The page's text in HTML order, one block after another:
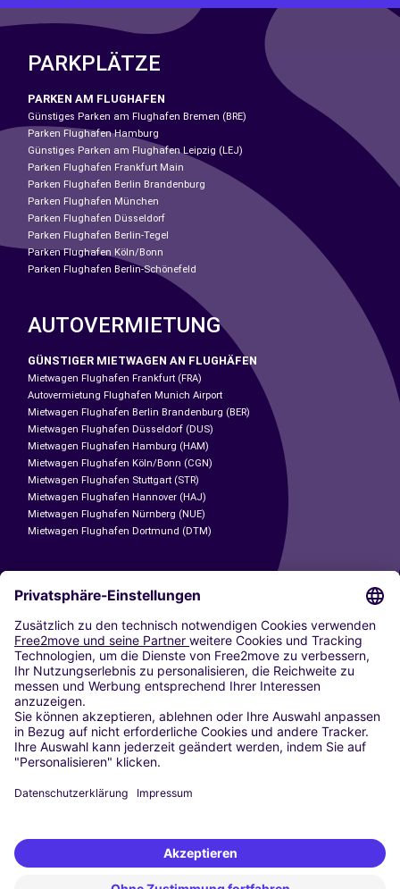
PARKPLÄTZE
PARKEN AM FLUGHAFEN
Günstiges Parken am Flughafen Bremen (BRE)
Parken Flughafen Hamburg
Günstiges Parken am Flughafen Leipzig (LEJ)
Parken Flughafen Frankfurt Main
Parken Flughafen Berlin Brandenburg
Parken Flughafen München
Parken Flughafen Düsseldorf
Parken Flughafen Berlin-Tegel
Parken Flughafen Köln/Bonn
Parken Flughafen Berlin-Schönefeld
AUTOVERMIETUNG
GÜNSTIGER MIETWAGEN AN FLUGHÄFEN
Mietwagen Flughafen Frankfurt (FRA)
Autovermietung Flughafen Munich Airport
Mietwagen Flughafen Berlin Brandenburg (BER)
Mietwagen Flughafen Düsseldorf (DUS)
Mietwagen Flughafen Hamburg (HAM)
Mietwagen Flughafen Köln/Bonn (CGN)
Mietwagen Flughafen Stuttgart (STR)
Mietwagen Flughafen Hannover (HAJ)
Mietwagen Flughafen Nürnberg (NUE)
Mietwagen Flughafen Dortmund (DTM)
CARSHARING
UNSERE STÄDTE
Paris
Madrid
Washington DC
Mailand
Rom
Turin
Wien
Berlin
Düsseldorf